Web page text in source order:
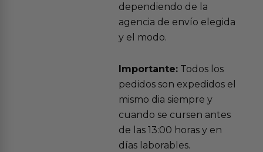
dependiendo de la
agencia de envío elegida
y el modo.
Importante:Todos los
pedidos son expedidos el
mismo dia siempre y
cuando se cursen antes
de las 13:00 horas y en
días laborables.